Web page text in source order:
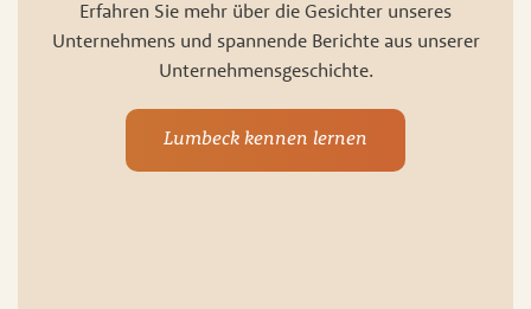
Erfahren Sie mehr über die Gesichter unseres
Unternehmens und spannende Berichte aus unserer
Unternehmensgeschichte.
Lumbeck kennen lernen